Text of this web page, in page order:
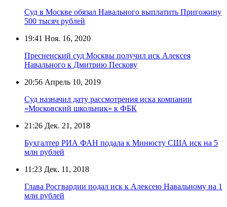
Суд в Москве обязал Навального выплатить Пригожину
500 тысяч рублей
19:41 Ноя. 16, 2020
Пресненский суд Москвы получил иск Алексея
Навального к Дмитрию Пескову
20:56 Апрель 10, 2019
Суд назначил дату рассмотрения иска компании
«Московский школьник» к ФБК
21:26 Дек. 21, 2018
Бухгалтер РИА ФАН подала к Минюсту США иск на 5
млн рублей
11:23 Дек. 11, 2018
Глава Росгвардии подал иск к Алексею Навальному на 1
млн рублей